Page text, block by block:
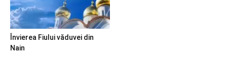
Învierea Fiului văduvei din
Nain